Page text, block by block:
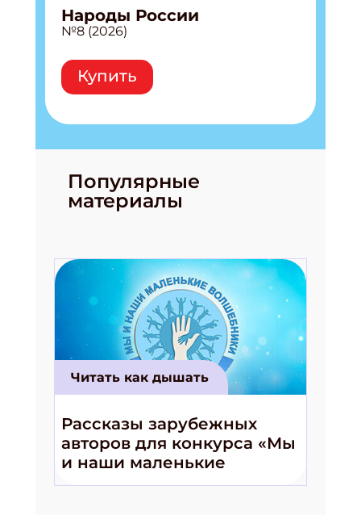
Народы России
№8 (2026)
Купить
Популярные
материалы
Читать как дышать
Рассказы зарубежных
авторов для конкурса «Мы
и наши маленькие
волшебники!»
Подпишись на рассылку
Получи электронный "Классный журнал" в